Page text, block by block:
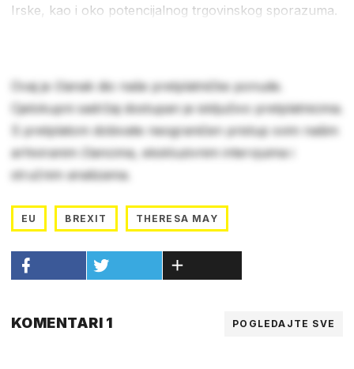
Irske, kao i oko potencijalnog trgovinskog sporazuma.
Ovaj je članak dio naše pretplatničke ponude.
Cjelokupni sadržaj dostupan je isključivo pretplatnicima.
S pretplatom dobivate neograničen pristup svim našim
arhiviranim člancima, ekskluzivnim intervjuima i
stručnim analizama.
EU BREXIT THERESA MAY
KOMENTARI 1 POGLEDAJTE SVE